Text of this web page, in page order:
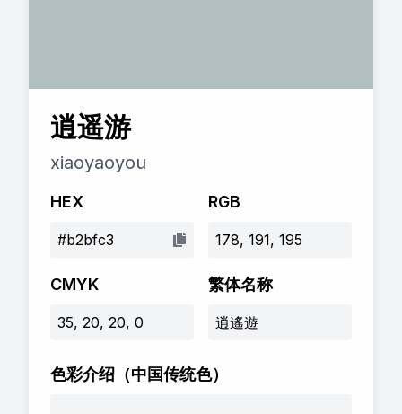
逍遥游
xiaoyaoyou
HEX
#b2bfc3
RGB
178, 191, 195
CMYK
35, 20, 20, 0
繁体名称
逍遙遊
色彩介绍 （中国传统色）